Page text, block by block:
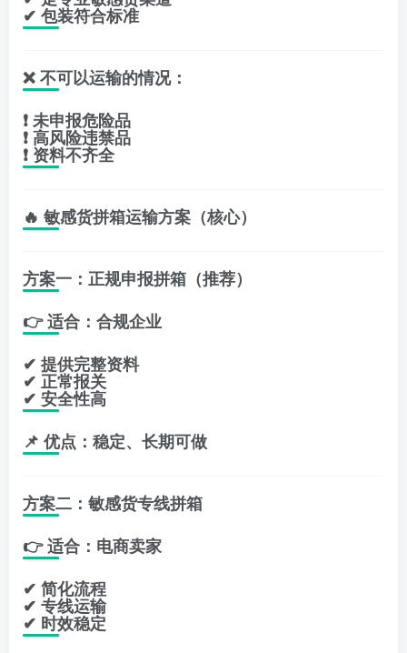
✔ 包装符合标准
❌ 不可以运输的情况：
❗ 未申报危险品
❗ 高风险违禁品
❗ 资料不齐全
🔥 敏感货拼箱运输方案（核心）
方案一：正规申报拼箱（推荐）
👉 适合：合规企业
✔ 提供完整资料
✔ 正常报关
✔ 安全性高
📌 优点：稳定、长期可做
方案二：敏感货专线拼箱
👉 适合：电商卖家
✔ 简化流程
✔ 专线运输
✔ 时效稳定